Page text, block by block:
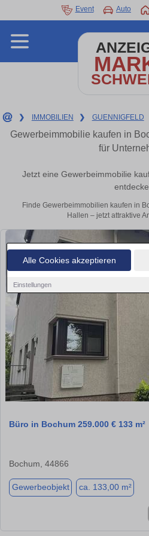
Alle Cookies akzeptieren
Einstellungen
Event Auto
❯ IMMOBILIEN ❯ GUENNIGFELD
Gewerbeimmobilie kaufen in
für
Jetzt eine Gewerbeimmobilie
Finde Gewerbeimmobilien kaufen in
Hallen – jetzt attraktive
Büro in Bochum 259.000 € 133 m²
Bochum, 44866
Gewerbeobjekt ca. 133,00 m²